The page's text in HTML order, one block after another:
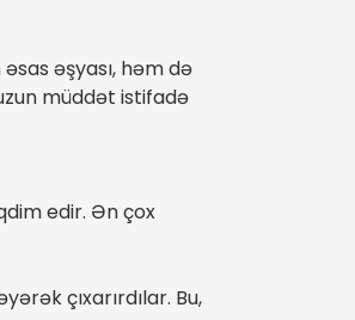
əşyası, həm də
müddət istifadə
edir. Ən çox
çıxarırdılar. Bu,